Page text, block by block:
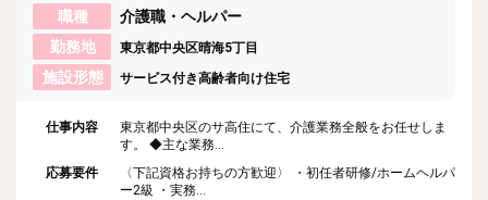
職種
介護職・ヘルパー
勤務地
東京都中央区晴海5丁目
施設形態 サービス付き高齢者向け住宅
仕事内容
東京都中央区のサ高住にて、介護業務全般をお任せしま
す。 ◆主な業務...
応募要件
〈下記資格お持ちの方歓迎〉 ・初任者研修/ホームヘルパ
ー2級 ・実務...